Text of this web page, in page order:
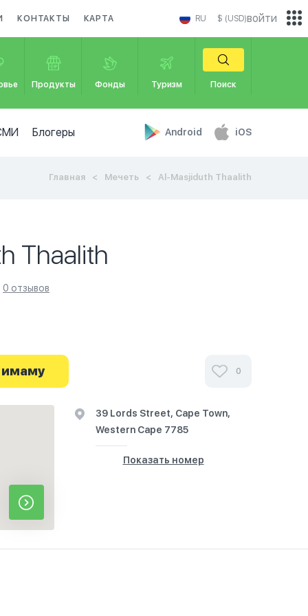
КОНТАКТЫ КАРТА RU $ (USD)
Продукты Фонды Туризм Поиск
Блогеры Android iOS
войти
Главная Мечеть Al-Masjiduth Thaalith
Thaalith
0 отзывов
посетителей Al-Masjiduth Thaalith в
и узнайте о часах работы. Ваше духовное
здесь.
имаму 0
39 Lords Street, Cape Town,
Western Cape 7785
Показать номер